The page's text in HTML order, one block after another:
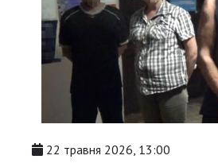
22 травня 2026, 13:00